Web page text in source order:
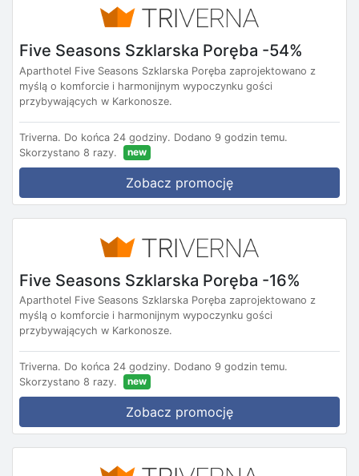
Five Seasons Szklarska Poręba -54%
Aparthotel Five Seasons Szklarska Poręba zaprojektowano z
myślą o komforcie i harmonijnym wypoczynku gości
przybywających w Karkonosze.
Triverna. Do końca 24 godziny. Dodano 9 godzin temu.
Skorzystano 8 razy.
new
Zobacz promocję
Five Seasons Szklarska Poręba -16%
Aparthotel Five Seasons Szklarska Poręba zaprojektowano z
myślą o komforcie i harmonijnym wypoczynku gości
przybywających w Karkonosze.
Triverna. Do końca 24 godziny. Dodano 9 godzin temu.
Skorzystano 8 razy.
new
Zobacz promocję